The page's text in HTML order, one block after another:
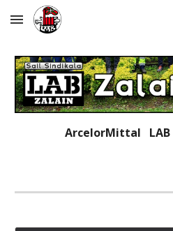
Skip to main content
ArcelorMittal   LAB